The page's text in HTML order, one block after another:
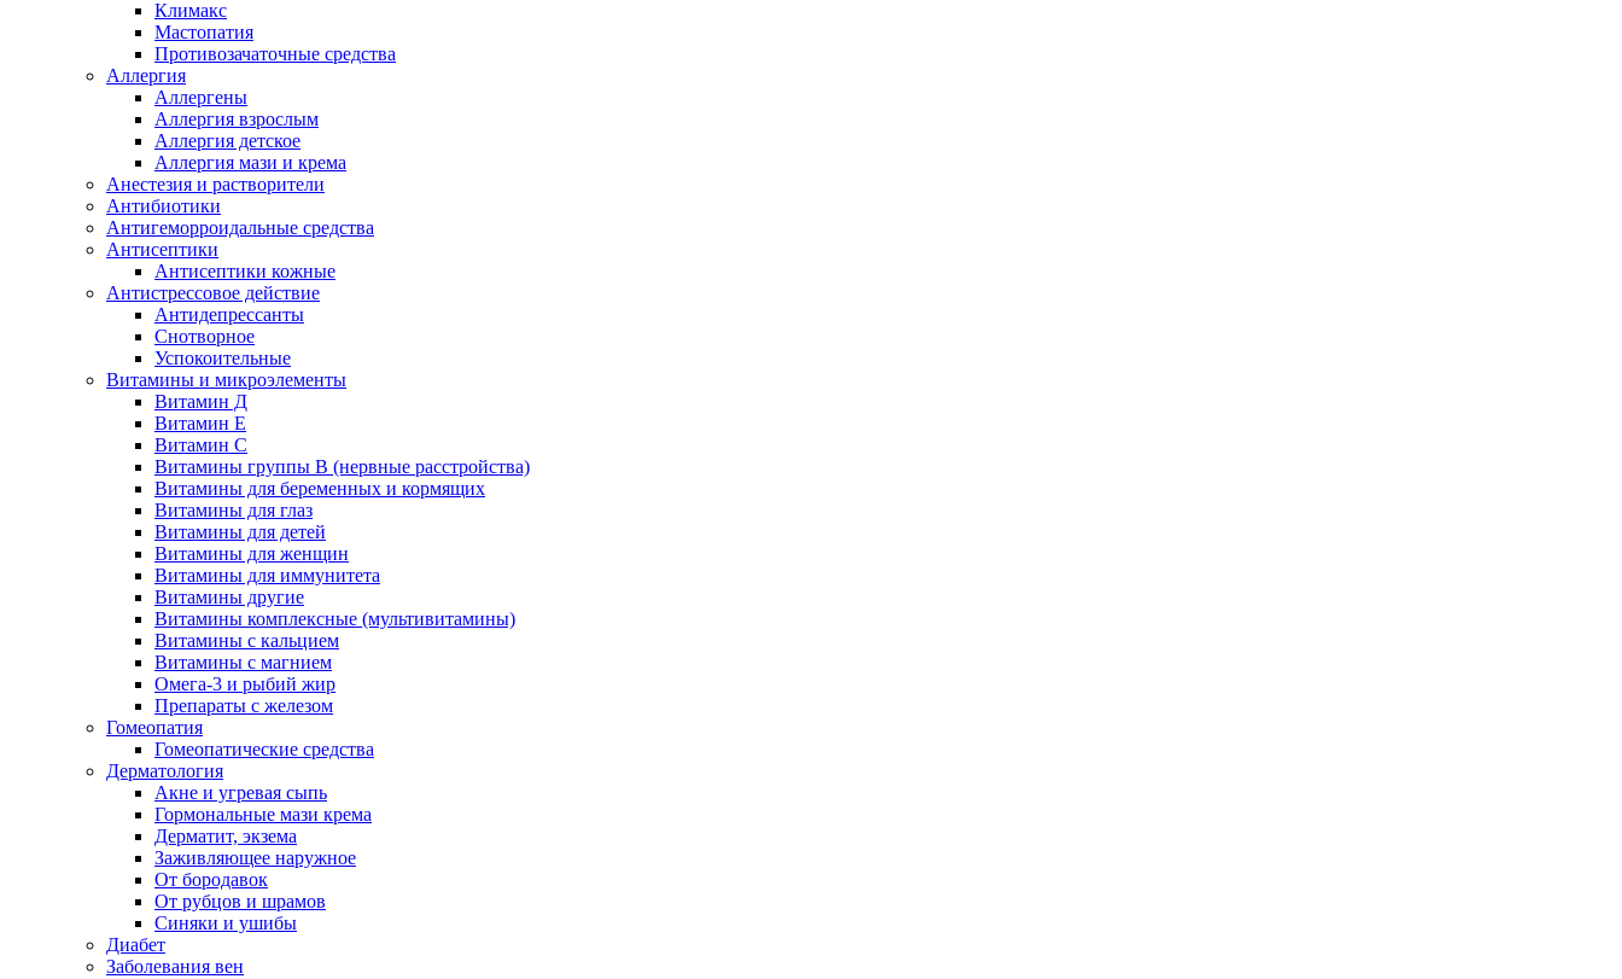
Климакс
Мастопатия
Противозачаточные средства
Аллергия
Аллергены
Аллергия взрослым
Аллергия детское
Аллергия мази и крема
Анестезия и растворители
Антибиотики
Антигеморроидальные средства
Антисептики
Антисептики кожные
Антистрессовое действие
Антидепрессанты
Снотворное
Успокоительные
Витамины и микроэлементы
Витамин Д
Витамин Е
Витамин С
Витамины группы В (нервные расстройства)
Витамины для беременных и кормящих
Витамины для глаз
Витамины для детей
Витамины для женщин
Витамины для иммунитета
Витамины другие
Витамины комплексные (мультивитамины)
Витамины с кальцием
Витамины с магнием
Омега-3 и рыбий жир
Препараты с железом
Гомеопатия
Гомеопатические средства
Дерматология
Акне и угревая сыпь
Гормональные мази крема
Дерматит, экзема
Заживляющее наружное
От бородавок
От рубцов и шрамов
Синяки и ушибы
Диабет
Заболевания вен